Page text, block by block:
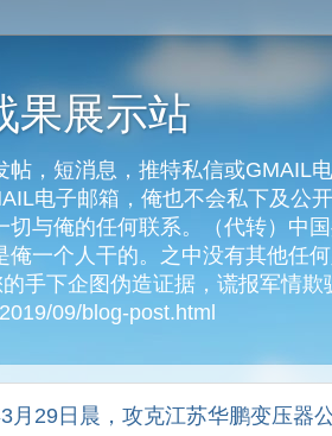
果展示站
帖，短消息，推特私信或GMAIL
电子邮箱，俺也不会私下及公
与俺的任何联系。（代转）中
一个人干的。之中没有其他任
手下企图伪造证据，谎报军情
09/blog-post.html
月29日晨，攻克江苏华鹏变压器